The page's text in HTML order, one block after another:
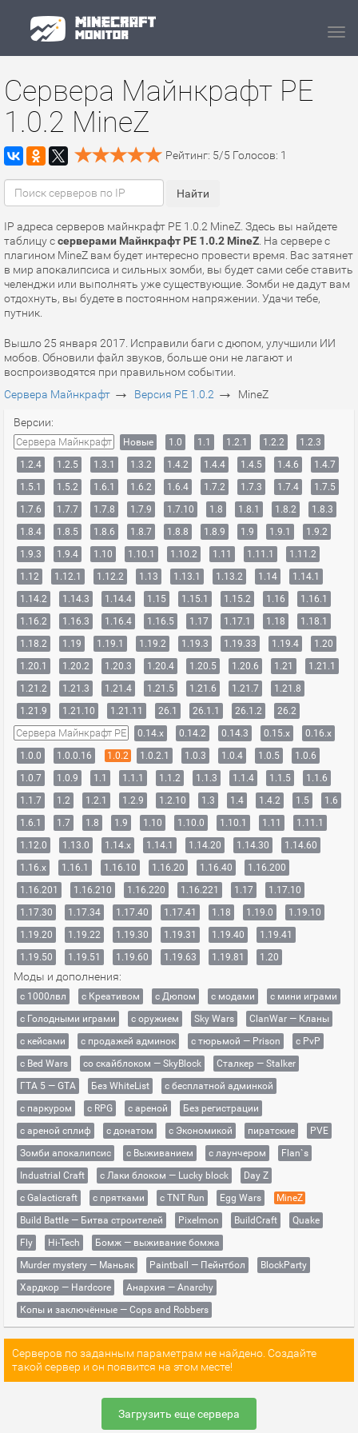
Сервера Майнкрафт PE
1.0.2 MineZ
Рейтинг: 5/5 Голосов: 1
IP адреса серверов майнкрафт PE 1.0.2 MineZ. Здесь вы найдете
таблицу ссерверами Майнкрафт PE 1.0.2 MineZ . На сервере с
плагином MineZ вам будет интересно провести время. Вас затянет
в мир апокалипсиса и сильных зомби, вы будет сами себе ставить
челенджи или выполнять уже существующие. Зомби не дадут вам
отдохнуть, вы будете в постоянном напряжении. Удачи тебе,
путник.
Вышло 25 января 2017. Исправили баги с дюпом, улучшили ИИ
мобов. Обновили файл звуков, больше они не лагают и
воспроизводятся при правильном событии.
Сервера Майнкрафт → Версия PE 1.0.2 → MineZ
Версии:
Сервера Майнкрафт Новые 1.0 1.1 1.2.1 1.2.2
1.2.3
1.2.4
1.2.5 1.3.1 1.3.2 1.4.2 1.4.4 1.4.5 1.4.6
1.4.7
1.5.1
1.5.2 1.6.1 1.6.2 1.6.4 1.7.2 1.7.3 1.7.4
1.7.5
1.7.6
1.7.7 1.7.8 1.7.9 1.7.10 1.8 1.8.1 1.8.2
1.8.3
1.8.4
1.8.5 1.8.6 1.8.7 1.8.8 1.8.9 1.9 1.9.1
1.9.2
1.9.3
1.9.4 1.10 1.10.1 1.10.2 1.11 1.11.1
1.11.2
1.12
1.12.1 1.12.2 1.13 1.13.1 1.13.2 1.14
1.14.1
1.14.2
1.14.3 1.14.4 1.15 1.15.1 1.15.2 1.16
1.16.1
1.16.2
1.16.3 1.16.4 1.16.5 1.17 1.17.1 1.18
1.18.1
1.18.2
1.19 1.19.1 1.19.2 1.19.3 1.19.33 1.19.4
1.20
1.20.1
1.20.2 1.20.3 1.20.4 1.20.5 1.20.6 1.21
1.21.1
1.21.2
1.21.3 1.21.4 1.21.5 1.21.6 1.21.7
1.21.8
1.21.9
1.21.10 1.21.11 26.1 26.1.1 26.1.2 26.2
Сервера Майнкрафт PE 0.14.x 0.14.2 0.14.3 0.15.x
0.16.x
1.0.0
1.0.0.16 1.0.2 1.0.2.1 1.0.3 1.0.4 1.0.5
1.0.6
1.0.7
1.0.9 1.1 1.1.1 1.1.2 1.1.3 1.1.4 1.1.5
1.1.6
1.1.7
1.2 1.2.1 1.2.9 1.2.10 1.3 1.4 1.4.2 1.5
1.6
1.6.1
1.7 1.8 1.9 1.10 1.10.0 1.10.1 1.11
1.11.1
1.12.0
1.13.0 1.14.x 1.14.1 1.14.20 1.14.30
1.14.60
1.16.x
1.16.1 1.16.10 1.16.20 1.16.40
1.16.200
1.16.201
1.16.210 1.16.220 1.16.221 1.17
1.17.10
1.17.30
1.17.34 1.17.40 1.17.41 1.18 1.19.0
1.19.10
1.19.20
1.19.22 1.19.30 1.19.31 1.19.40
1.19.41
1.19.50
1.19.51 1.19.60 1.19.63 1.19.81 1.20
Моды и дополнения:
с 1000лвл c Креативом с Дюпом с модами
с мини играми
с Голодными играми
с оружием Sky Wars
ClanWar — Кланы
с кейсами
с продажей админок с тюрьмой — Prison
с PvP
с Bed Wars
со скайблоком — SkyBlock
Сталкер — Stalker
ГТА 5 — GTA
Без WhiteList
с бесплатной админкой
с паркуром
с RPG с ареной
Без регистрации
с ареной сплиф
с донатом с Экономикой пиратские
PVE
Зомби апокалипсис
с Выживанием с лаунчером
Flan`s
Industrial Craft
с Лаки блоком — Lucky block
Day Z
с Galacticraft
с прятками с TNT Run Egg Wars
MineZ
Build Battle — Битва строителей
Pixelmon BuildCraft
Quake
Fly
Hi-Tech
Бомж — выживание бомжа
Murder mystery — Маньяк
Paintball — Пейнтбол
BlockParty
Хардкор — Hardcore
Анархия — Anarchy
Копы и заключённые — Cops and Robbers
Серверов по заданным параметрам не найдено. Создайте
такой сервер и он появится на этом месте!
Загрузить еще сервера